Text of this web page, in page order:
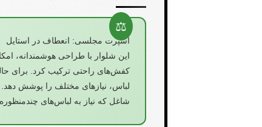
اسپرت مجلسی: انعطاف در استایل
این شلوار با طراحی هوشمندانه،
کفش‌های راحتی ترکیب کرد. برای
لباس، نیازهای مختلف را پوشش
شاغل که نیاز به لباس‌های